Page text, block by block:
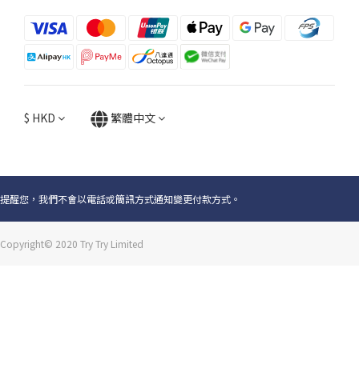
$ HKD 繁體中文
提醒您，我們不會以電話或簡訊方式通知變更付款方式。
Copyright© 2020 Try Try Limited